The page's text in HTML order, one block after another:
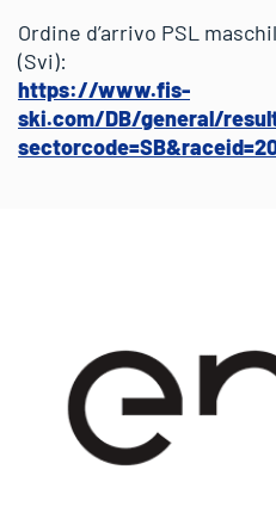
Ordine d’arrivo PSL
(Svi):
https://www.fis-
ski.com/DB/general/